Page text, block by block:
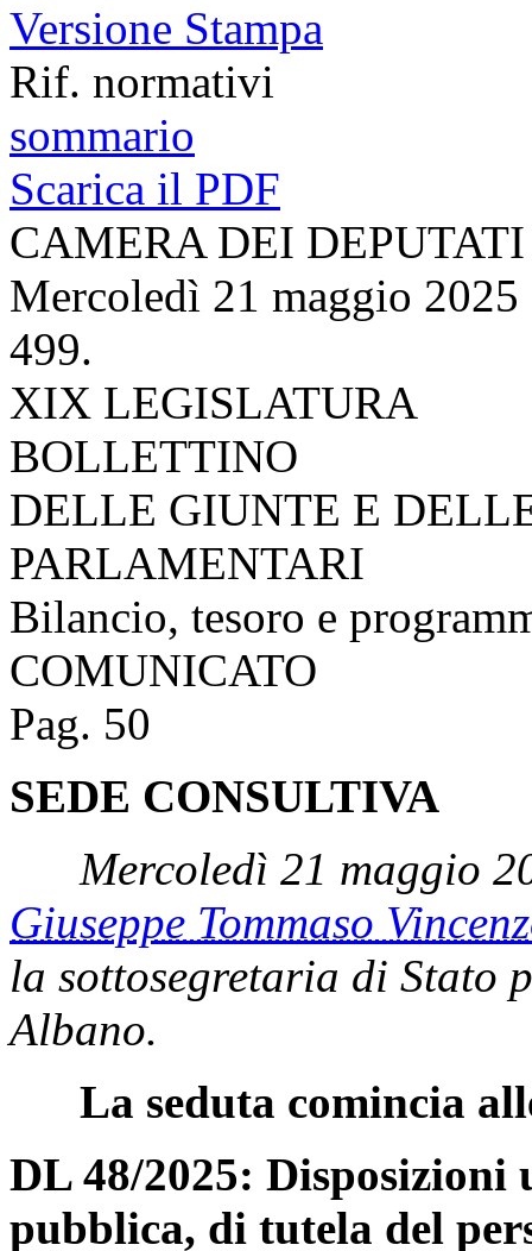
Versione Stampa
Rif. normativi
sommario
Scarica il PDF
CAMERA DEI DEPUTATI
Mercoledì 21 maggio 2025
499.
XIX LEGISLATURA
BOLLETTINO
DELLE GIUNTE E
PARLAMENTARI
Bilancio, tesoro e
COMUNICATO
Pag. 50
SEDE CONSULTIVA
Mercoledì 21 maggio
Giuseppe Tommaso
la sottosegretaria di Stato
Albano.
La seduta comincia
DL 48/2025: Disposizioni
pubblica, di tutela del